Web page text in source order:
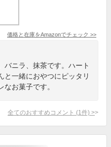
価格と在庫をAmazonでチェック >>
バニラ、抹茶です。ハート
と一緒におやつにピッタリ
お菓子です。
全てのおすすめコメント (1 件) >